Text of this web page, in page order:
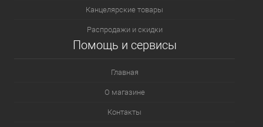
Канцелярские товары
Распродажи и скидки
Помощь и сервисы
Главная
О магазине
Контакты